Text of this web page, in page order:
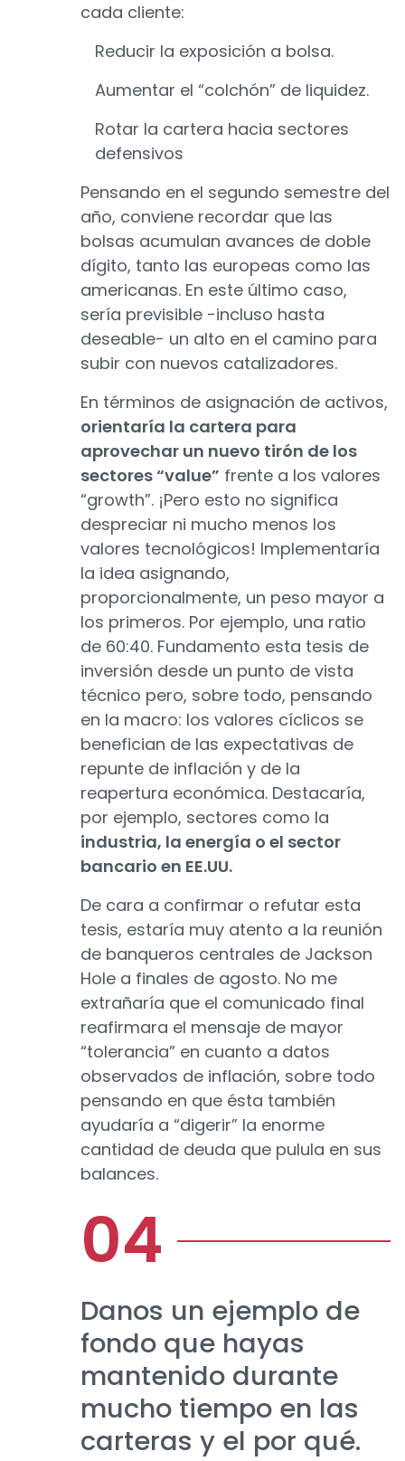
cada cliente:
Reducir la exposición a bolsa.
Aumentar el “colchón” de liquidez.
Rotar la cartera hacia sectores
defensivos
Pensando en el segundo semestre del
año, conviene recordar que las
bolsas acumulan avances de doble
dígito, tanto las europeas como las
americanas. En este último caso,
sería previsible −incluso hasta
deseable− un alto en el camino para
subir con nuevos catalizadores.
En términos de asignación de activos,
orientaría la cartera para
aprovechar un nuevo tirón de los
sectores “value” frente a los valores
“growth”. ¡Pero esto no significa
despreciar ni mucho menos los
valores tecnológicos! Implementaría
la idea asignando,
proporcionalmente, un peso mayor a
los primeros. Por ejemplo, una ratio
de 60:40. Fundamento esta tesis de
inversión desde un punto de vista
técnico pero, sobre todo, pensando
en la macro: los valores cíclicos se
benefician de las expectativas de
repunte de inflación y de la
reapertura económica. Destacaría,
por ejemplo, sectores como la
industria, la energía o el sector
bancario en EE.UU.
De cara a confirmar o refutar esta
tesis, estaría muy atento a la reunión
de banqueros centrales de Jackson
Hole a finales de agosto. No me
extrañaría que el comunicado final
reafirmara el mensaje de mayor
“tolerancia” en cuanto a datos
observados de inflación, sobre todo
pensando en que ésta también
ayudaría a “digerir” la enorme
cantidad de deuda que pulula en sus
balances.
Danos un ejemplo de
fondo que hayas
mantenido durante
mucho tiempo en las
carteras y el por qué.